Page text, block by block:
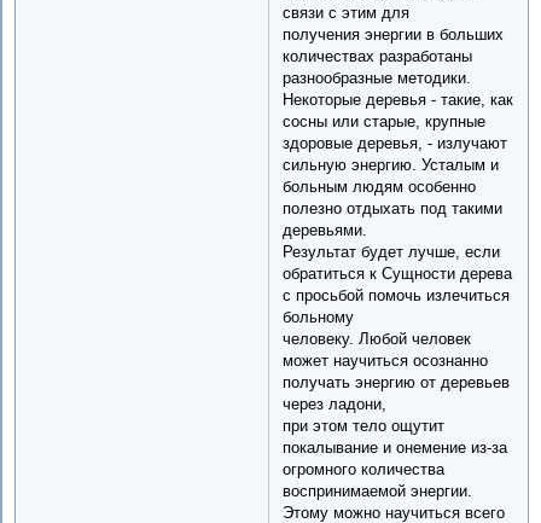
связи с этим для
получения энергии в больших
количествах разработаны
разнообразные методики.
Некоторые деревья - такие, как
сосны или старые, крупные
здоровые деревья, - излучают
сильную энергию. Усталым и
больным людям особенно
полезно отдыхать под такими
деревьями.
Результат будет лучше, если
обратиться к Сущности дерева
с просьбой помочь излечиться
больному
человеку. Любой человек
может научиться осознанно
получать энергию от деревьев
через ладони,
при этом тело ощутит
покалывание и онемение из-за
огромного количества
воспринимаемой энергии.
Этому можно научиться всего